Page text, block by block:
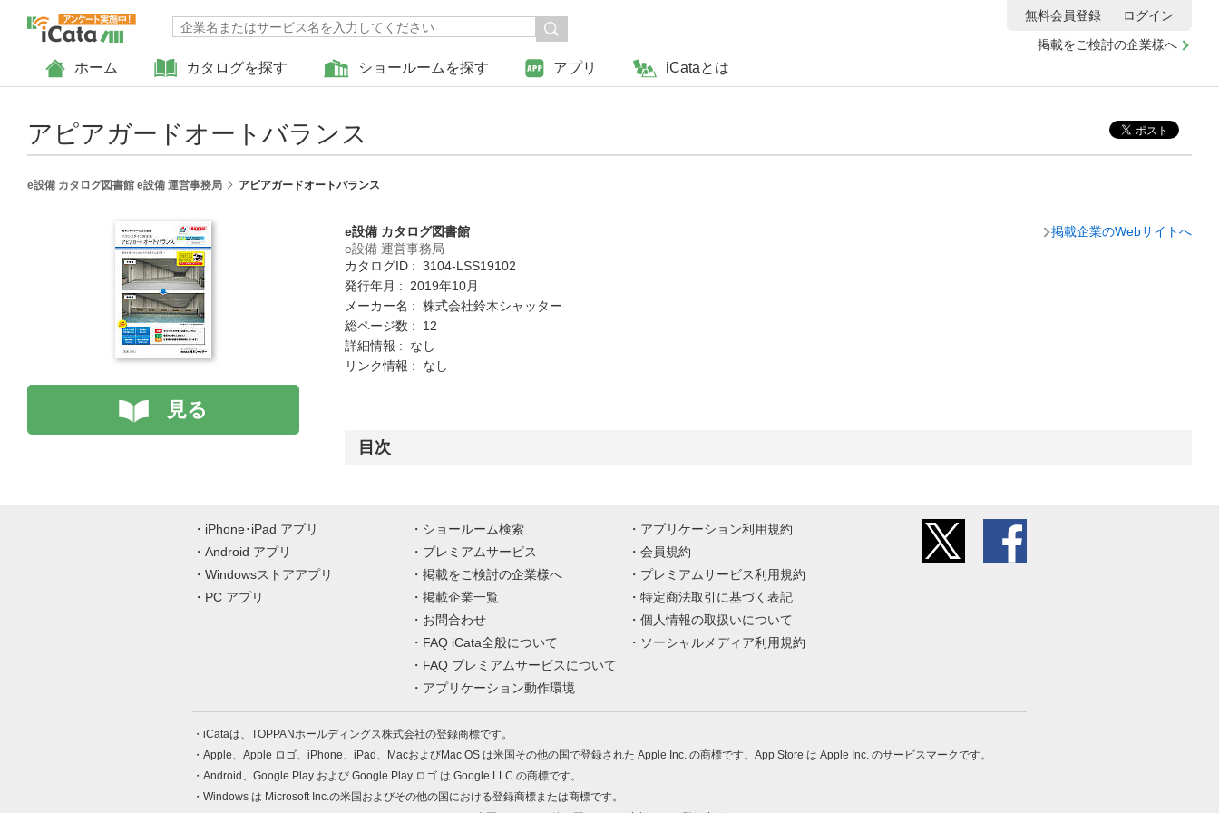
ホーム カタログを探す ショールームを探す アプリ iCataとは
掲載をご検討の企業様へ
無料会員登録 ログイン
アピアガードオートバランス
e設備 カタログ図書館 e設備 運営事務局 アピアガードオートバランス
見る
e設備 カタログ図書館
e設備 運営事務局
カタログID : 3104-LSS19102
発行年月 : 2019年10月
メーカー名 : 株式会社鈴木シャッター
総ページ数 : 12
詳細情報 : なし
リンク情報 : なし
掲載企業のWebサイトへ
目次
iPhone･iPad アプリ
Android アプリ
Windowsストアアプリ
PC アプリ
ショールーム検索
プレミアムサービス
掲載をご検討の企業様へ
掲載企業一覧
お問合わせ
FAQ iCata全般について
FAQ プレミアムサービスについて
アプリケーション動作環境
アプリケーション利用規約
会員規約
プレミアムサービス利用規約
特定商法取引に基づく表記
個人情報の取扱いについて
ソーシャルメディア利用規約
iCataは、TOPPANホールディングス株式会社の登録商標です。
Apple、Apple ロゴ、iPhone、iPad、MacおよびMac OS は米国その他の国で登録された Apple Inc. の商標です。App Store は Apple Inc. のサービスマークです。
Android、Google Play および Google Play ロゴ は Google LLC の商標です。
Windows は Microsoft Inc.の米国およびその他の国における登録商標または商標です。